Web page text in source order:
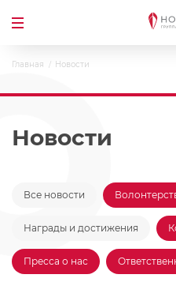
Главная Новости
Новости
Все новости
Награды и достижения
Пресса о нас